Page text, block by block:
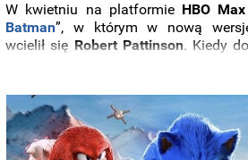
W kwietniu na platformie HBO Max
Batman”, w którym w nową
wcielił się Robert Pattinson. Kiedy